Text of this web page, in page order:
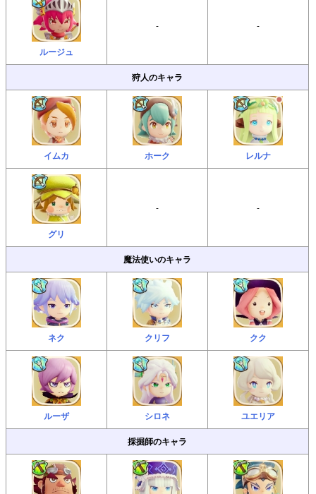
ルージュ
- -
狩人のキャラ
イムカ ホーク レルナ
グリ
- -
魔法使いのキャラ
ネク クリフ クク
ルーザ シロネ
ユエリア
採掘師のキャラ